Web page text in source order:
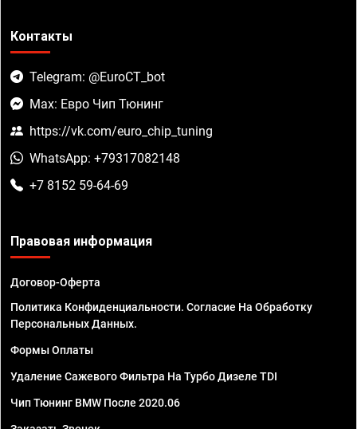
Контакты
Telegram: @EuroCT_bot
Max: Евро Чип Тюнинг
https://vk.com/euro_chip_tuning
WhatsApp: +79317082148
+7 8152 59-64-69
Правовая информация
Договор-Оферта
Политика Конфиденциальности. Согласие На Обработку
Персональных Данных.
Формы Оплаты
Удаление Сажевого Фильтра На Турбо Дизеле TDI
Чип Тюнинг BMW После 2020.06